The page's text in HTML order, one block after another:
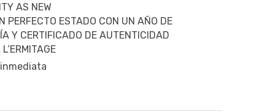
AS NEW
PERFECTO ESTADO CON UN AÑO DE
Y CERTIFICADO DE AUTENTICIDAD